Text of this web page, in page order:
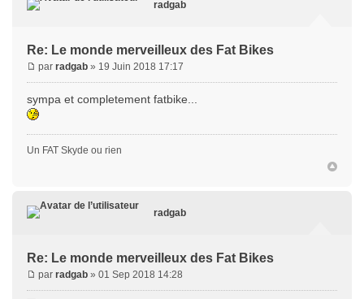
radgab
Re: Le monde merveilleux des Fat Bikes
par radgab » 19 Juin 2018 17:17
sympa et completement fatbike...
Un FAT Skyde ou rien
radgab
Re: Le monde merveilleux des Fat Bikes
par radgab » 01 Sep 2018 14:28